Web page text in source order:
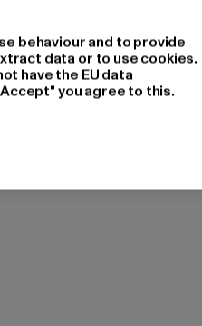
behaviour and to provide
data or to use cookies.
have the EU data
you agree to this.